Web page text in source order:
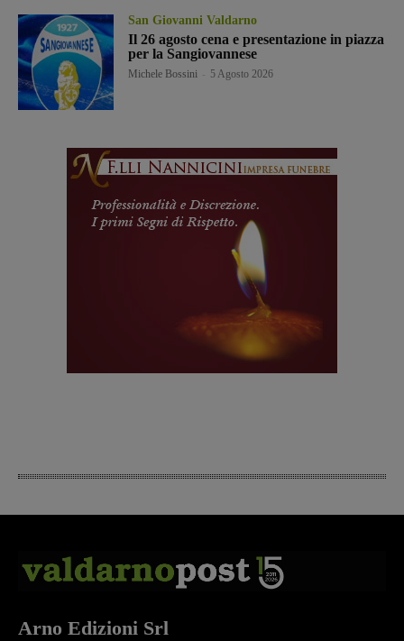
San Giovanni Valdarno
Il 26 agosto cena e presentazione in piazza
per la Sangiovannese
Michele Bossini 5 Agosto 2026
Arno Edizioni Srl